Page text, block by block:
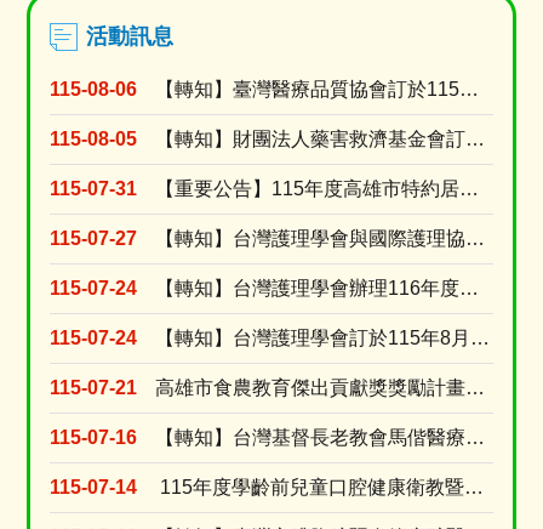
活動訊息
115-08-06 【轉知】臺灣醫療品質協會訂於115年9月8日假高雄榮民總醫院門診大樓第二會議室舉辦「護理人的....
115-08-05 【轉知】財團法人藥害救濟基金會訂於115年9月9日舉辦「2026【醫識能•藥識能】線上直播講....
115-07-31 【重要公告】115年度高雄市特約居家長照機構績優長照人員表揚活動，收件受理期限延長至115年....
115-07-27 【轉知】台灣護理學會與國際護理協會(ICN)共同辦理2027年「第31屆ICN 國際護理大會....
115-07-24 【轉知】台灣護理學會辦理116年度個別型研究計畫補助申請
115-07-24 【轉知】台灣護理學會訂於115年8月15日舉辦「腫瘤照護實證應用」網路研習會(線上視訊課程)
115-07-21 高雄市食農教育傑出貢獻獎獎勵計畫及活動簡章
115-07-16 【轉知】台灣基督長老教會馬偕醫療財團法人台東馬偕紀念醫院訂於115年8月15日(星期六)舉辦....
115-07-14 115年度學齡前兒童口腔健康衛教暨兒童安全種子師資教育訓練-錄取名單